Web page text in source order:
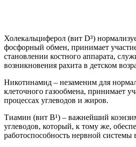
Холекальциферол (вит D³)
фосфорный обмен, принимает
становлении костного аппарата,
возникновения рахита в детском
Никотинамид – незаменим для
клеточного газообмена, принимает
процессах углеводов и жиров.
Тиамин (вит B¹) – важнейший
углеводов, который, к тому же,
работоспособность нервной системы